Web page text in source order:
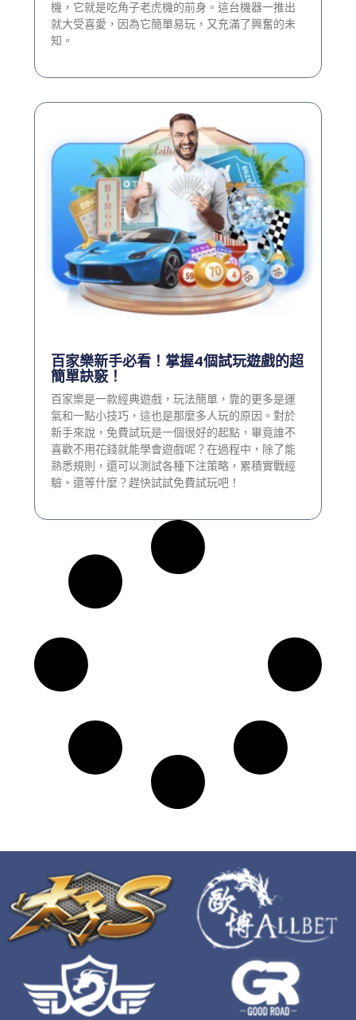
機，它就是吃角子老虎機的前身。這台機器一推出
就大受喜愛，因為它簡單易玩，又充滿了興奮的未
知。
百家樂新手必看！掌握4個試玩遊戲的超
簡單訣竅！
百家樂是一款經典遊戲，玩法簡單，靠的更多是運
氣和一點小技巧，這也是那麼多人玩的原因。對於
新手來說，免費試玩是一個很好的起點，畢竟誰不
喜歡不用花錢就能學會遊戲呢？在過程中，除了能
熟悉規則，還可以測試各種下注策略，累積實戰經
驗。還等什麼？趕快試試免費試玩吧！